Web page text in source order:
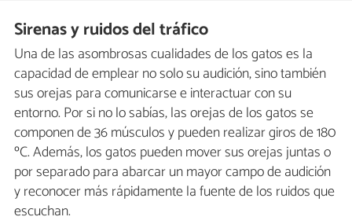
Sirenas y ruidos del tráfico
Una de las asombrosas cualidades de los gatos es la
capacidad de emplear no solo su audición, sino también
sus orejas para comunicarse e interactuar con su
entorno. Por si no lo sabías, las orejas de los gatos se
componen de 36 músculos y pueden realizar giros de 180
ºC. Además, los gatos pueden mover sus orejas juntas o
por separado para abarcar un mayor campo de audición
y reconocer más rápidamente la fuente de los ruidos que
escuchan.